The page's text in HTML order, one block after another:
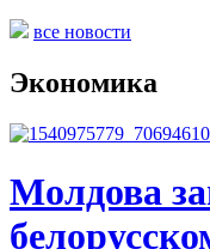
все новости
Экономика
Молдова